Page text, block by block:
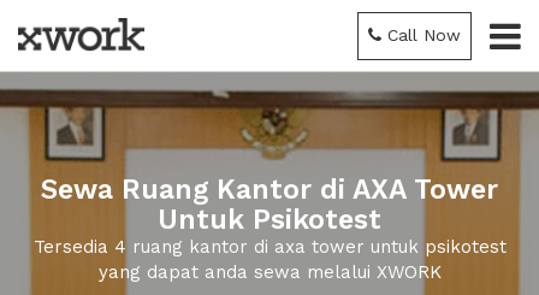
Call Now
Sewa Ruang Kantor di AXA Tower
Untuk Psikotest
Tersedia 4 ruang kantor di axa tower untuk psikotest
yang dapat anda sewa melalui XWORK